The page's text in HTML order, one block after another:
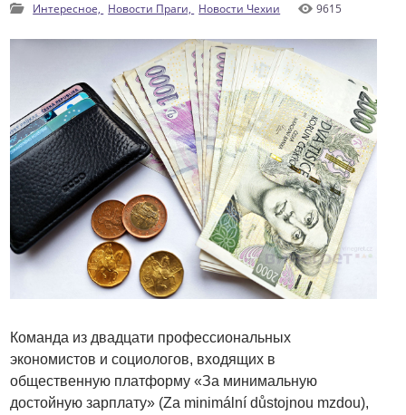
Интересное, Новости Праги, Новости Чехии 9615
Команда из двадцати профессиональных
экономистов и социологов, входящих в
общественную платформу «За минимальную
достойную зарплату» (Za minimální důstojnou mzdou),